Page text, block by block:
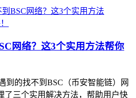
网络？这3个实用方法帮你
到的找不到BSC（币安智能链）网
了三个实用解决方法，帮助用户快